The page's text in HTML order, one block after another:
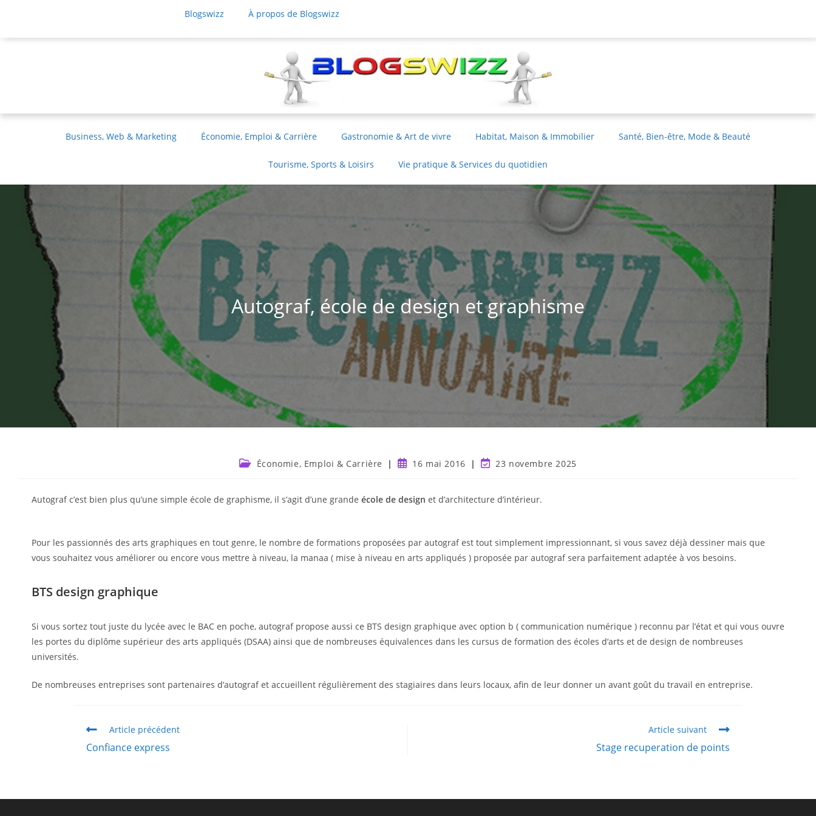
Blogswizz À propos de Blogswizz
Business, Web & Marketing Économie, Emploi & Carrière Gastronomie & Art de vivre Habitat, Maison & Immobilier Santé, Bien-être, Mode & Beauté
Tourisme, Sports & Loisirs Vie pratique & Services du quotidien
Autograf, école de design et graphisme
Économie, Emploi & Carrière 16 mai 2016 23 novembre 2025
Autograf c’est bien plus qu’une simple école de graphisme, il s’agit d’une grande école de design et d’architecture d’intérieur.
Pour les passionnés des arts graphiques en tout genre, le nombre de formations proposées par autograf est tout simplement impressionnant, si vous savez déjà dessiner mais que
vous souhaitez vous améliorer ou encore vous mettre à niveau, la manaa ( mise à niveau en arts appliqués ) proposée par autograf sera parfaitement adaptée à vos besoins.
BTS design graphique
Si vous sortez tout juste du lycée avec le BAC en poche, autograf propose aussi ce BTS design graphique avec option b ( communication numérique ) reconnu par l’état et qui vous ouvre
les portes du diplôme supérieur des arts appliqués (DSAA) ainsi que de nombreuses équivalences dans les cursus de formation des écoles d’arts et de design de nombreuses
universités.
De nombreuses entreprises sont partenaires d’autograf et accueillent régulièrement des stagiaires dans leurs locaux, afin de leur donner un avant goût du travail en entreprise.
Article précédent
Confiance express
Article suivant
Stage recuperation de points